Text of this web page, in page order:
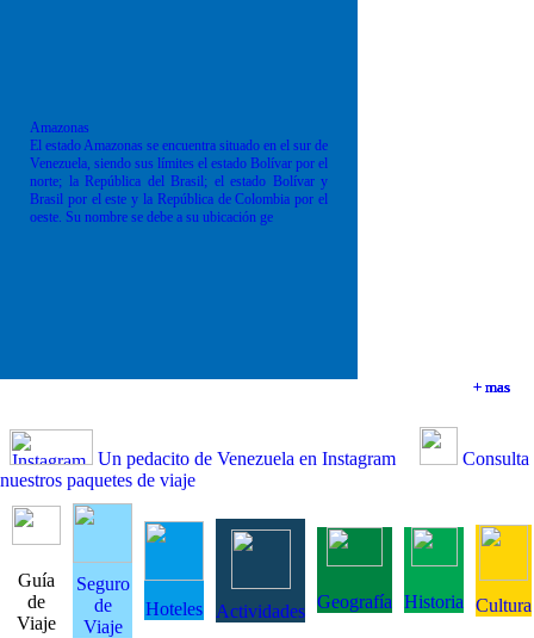
+ mas
+ mas
+ mas
Amazonas
El estado Amazonas se encuentra situado en el sur de
Venezuela, siendo sus límites el estado Bolívar por el
norte; la República del Brasil; el estado Bolívar y
Brasil por el este y la República de Colombia por el
oeste. Su nombre se debe a su ubicación ge
+ mas
Un pedacito de Venezuela en Instagram
Consulta
nuestros paquetes de viaje
Guía
de
Viaje
Seguro
de
Viaje
Hoteles Actividades Geografía Historia Cultura